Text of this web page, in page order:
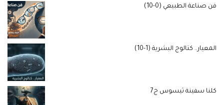
فن صناعة الطبيعي (0-10)
المعيار.. كتالوج البشرية (1-10)
كلنا سفينة ثيسوس ج7